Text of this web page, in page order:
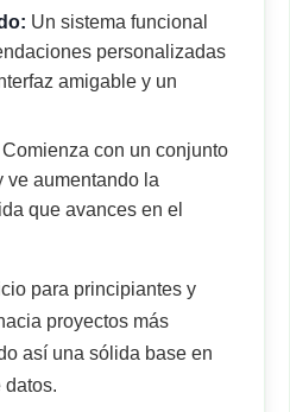
Un sistema funcional
personalizadas
amigable y un
Comienza con un conjunto
ve aumentando la
que avances en el
para principiantes y
proyectos más
así una sólida base en
datos.